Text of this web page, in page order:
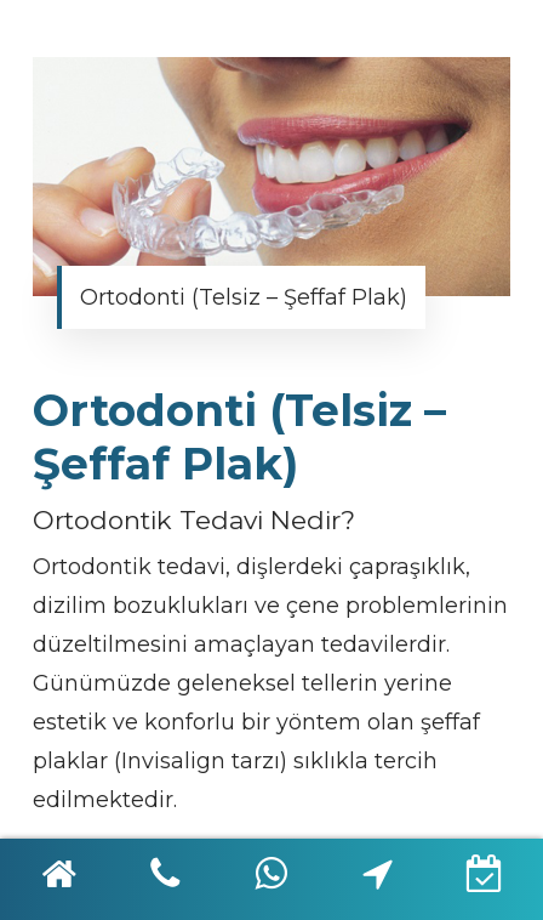
Ortodonti (Telsiz – Şeffaf Plak)
Ortodonti (Telsiz –
Şeffaf Plak)
Ortodontik Tedavi Nedir?
Ortodontik tedavi, dişlerdeki çapraşıklık,
dizilim bozuklukları ve çene problemlerinin
düzeltilmesini amaçlayan tedavilerdir.
Günümüzde geleneksel tellerin yerine
estetik ve konforlu bir yöntem olan şeffaf
plaklar (Invisalign tarzı) sıklıkla tercih
edilmektedir.
Şeffaf Plak Nasıl Uygulanır?